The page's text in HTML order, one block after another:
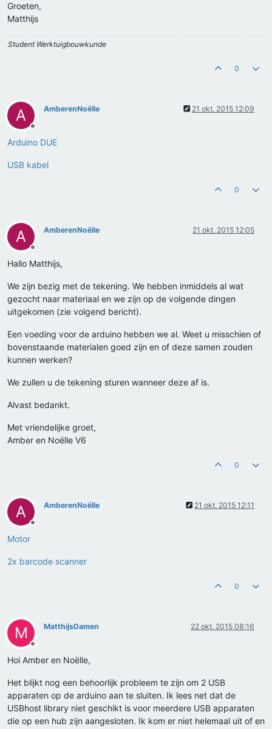
Groeten,
Matthijs
Student Werktuigbouwkunde
0
A
Offline
AmberenNoëlle 21 okt. 2015 12:09
Arduino DUE
USB kabel
0
A
Offline
AmberenNoëlle 21 okt. 2015 12:05
Hallo Matthijs,
We zijn bezig met de tekening. We hebben inmiddels al wat
gezocht naar materiaal en we zijn op de volgende dingen
uitgekomen (zie volgend bericht).
Een voeding voor de arduino hebben we al. Weet u misschien of
bovenstaande materialen goed zijn en of deze samen zouden
kunnen werken?
We zullen u de tekening sturen wanneer deze af is.
Alvast bedankt.
Met vriendelijke groet,
Amber en Noëlle V6
0
A
Offline
AmberenNoëlle 21 okt. 2015 12:11
Motor
2x barcode scanner
0
M
Offline
MatthijsDamen 22 okt. 2015 08:16
Hoi Amber en Noëlle,
Het blijkt nog een behoorlijk probleem te zijn om 2 USB
apparaten op de arduino aan te sluiten. Ik lees net dat de
USBhost library niet geschikt is voor meerdere USB apparaten
die op een hub zijn aangesloten. Ik kom er niet helemaal uit of en